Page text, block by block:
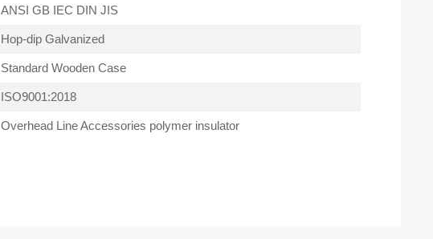
ANSI GB IEC DIN JIS
Hop-dip Galvanized
Standard Wooden Case
ISO9001:2018
Overhead Line Accessories polymer insulator